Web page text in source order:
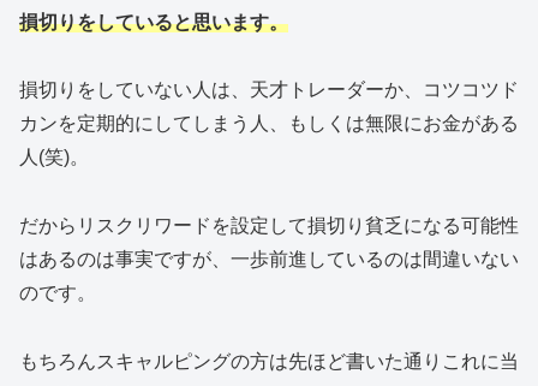
損切りをしていると思います。
損切りをしていない人は、天才トレーダーか、コツコツド
カンを定期的にしてしまう人、もしくは無限にお金がある
人(笑)。
だからリスクリワードを設定して損切り貧乏になる可能性
はあるのは事実ですが、一歩前進しているのは間違いない
のです。
もちろんスキャルピングの方は先ほど書いた通りこれに当